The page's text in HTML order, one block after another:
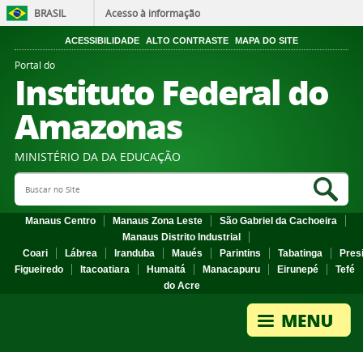
BRASIL Acesso à informação
ACESSIBILIDADE ALTO CONTRASTE MAPA DO SITE
Portal do
Instituto Federal do
Amazonas
MINISTÉRIO DA DA EDUCAÇÃO
Search Site
Manaus Centro Manaus Zona Leste
São Gabriel da Cachoeira
Manaus Distrito Industrial
Coari
Lábrea Iranduba Maués Parintins Tabatinga
Figueiredo
Itacoatiara Humaitá Manacapuru Eirunepé
Tefé
do Acre